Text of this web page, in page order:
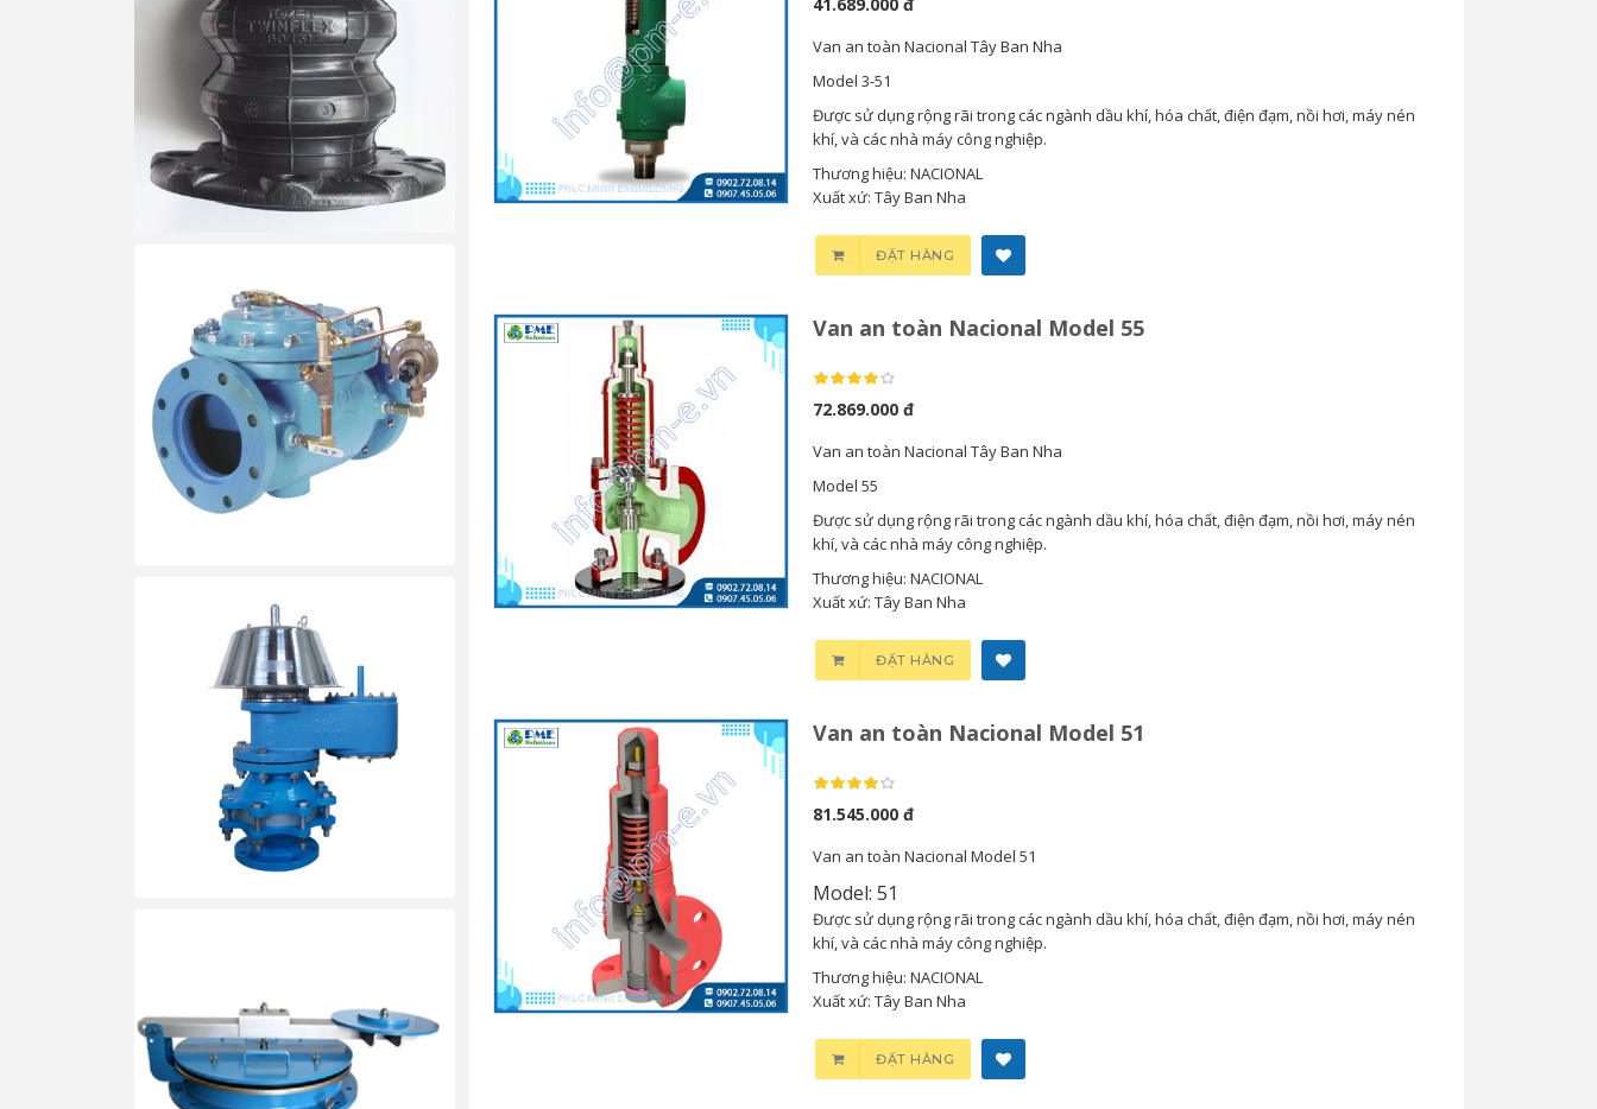
Van an toàn Nacional Tây Ban Nha
Model 3-51
Được sử dụng rộng rãi trong các ngành dầu khí, hóa chất, điện đạm, nồi hơi, máy nén
khí, và các nhà máy công nghiệp.
Thương hiệu: NACIONAL
Xuất xứ: Tây Ban Nha
ĐẶT HÀNG
Van an toàn Nacional Model 55
72.869.000 đ
Van an toàn Nacional Tây Ban Nha
Model 55
Được sử dụng rộng rãi trong các ngành dầu khí, hóa chất, điện đạm, nồi hơi, máy nén
khí, và các nhà máy công nghiệp.
Thương hiệu: NACIONAL
Xuất xứ: Tây Ban Nha
ĐẶT HÀNG
Van an toàn Nacional Model 51
81.545.000 đ
Van an toàn Nacional Model 51
Model: 51
Được sử dụng rộng rãi trong các ngành dầu khí, hóa chất, điện đạm, nồi hơi, máy nén
khí, và các nhà máy công nghiệp.
Thương hiệu: NACIONAL
Xuất xứ: Tây Ban Nha
ĐẶT HÀNG